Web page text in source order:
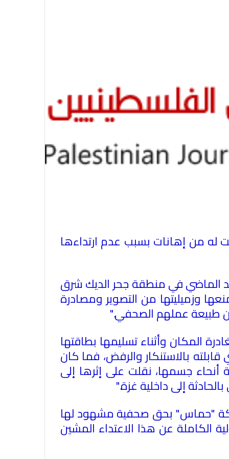
له من إهانات بسبب عدم ارتداءها
الماضي في منطقة جحر الديك شرق
وزميليتها من التصوير ومصادرة
طبيعة عملهم الصحفي".
المكان وأثناء تسليمها بطاقتها
بالاستنكار والرفض، فما كان
جسمها، نقلت على إثرها إلى
إلى داخلية غزة".
"حماس" بحق صحفية مشهود لها
الكاملة عن هذا الاعتداء المشين
الاتحاد العام للصحفيين العرب يدين
بكل قوة جريمة إغتيال الاحتلال
الصهيوني للصحفيين الفسطينيين فى
غزة
الاتحاد العام للصحفيين العرب يطالب
بدعم حرية الصحافة فى الدول العربية
وذلك بمناسبة اليوم العالمي للصحافة
الثالث من مايو وعيد الصحافة العربية